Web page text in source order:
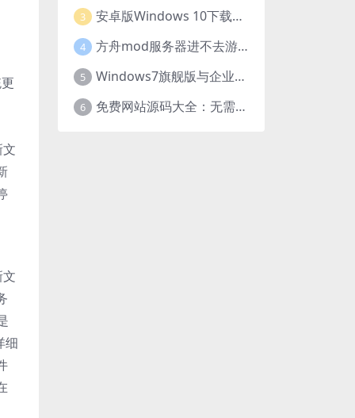
细
3 安卓版Windows 10下载安装全攻略
4 方舟mod服务器进不去游戏？这些原因和解决办法你得知道
5 Windows7旗舰版与企业版大揭秘：差异之处全知晓
6 免费网站源码大全：无需下载，海量资源轻松获取